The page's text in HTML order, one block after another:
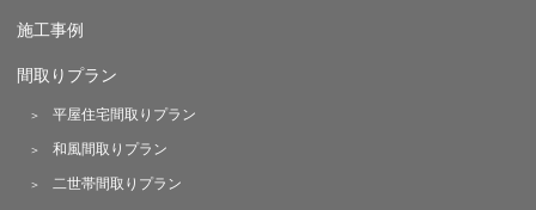
施工事例
間取りプラン
平屋住宅間取りプラン
和風間取りプラン
二世帯間取りプラン